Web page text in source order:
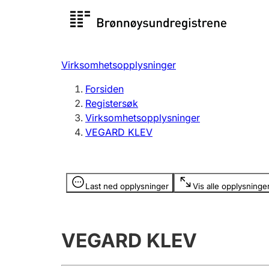
Registersøk
Registrere, endre, slette
Virksomhetsopplysninger
Forsiden
Registersøk
Virksomhetsopplysninger
VEGARD KLEV
Last ned opplysninger Vis alle
Opplysninger er skjult
VEGARD KLEV